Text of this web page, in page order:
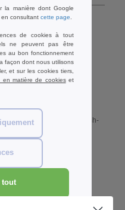
Service Client
client@needen.be
Ventes
ventes@needen.be
02 586 21 98
Lundi - Jeudi : 10h-13h & 14h-
la manière dont Google
consultant cette page
de cookies à tout
ne peuvent pas être
au bon fonctionnement
façon dont nous utilisons
et sur les cookies tiers,
en matière de cookieset
tout